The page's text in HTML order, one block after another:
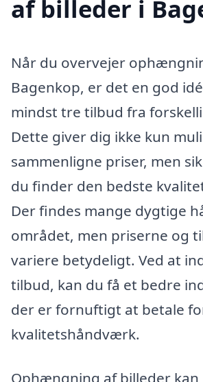
af billeder i
Når du overvejer
Bagenkop, er det en god
mindst tre tilbud fra
Dette giver dig ikke kun
sammenligne priser, men
du finder den bedste
Der findes mange dygtige
området, men priserne og
variere betydeligt. Ved at
tilbud, kan du få et bedre
der er fornuftigt at betale
kvalitetshåndværk.
Ophængning af billeder